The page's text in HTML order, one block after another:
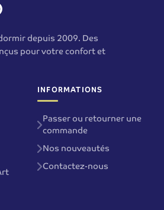
depuis 2009. Des
pour votre confort et
INFORMATIONS
Passer ou retourner une
commande
Nos nouveautés
Contactez-nous